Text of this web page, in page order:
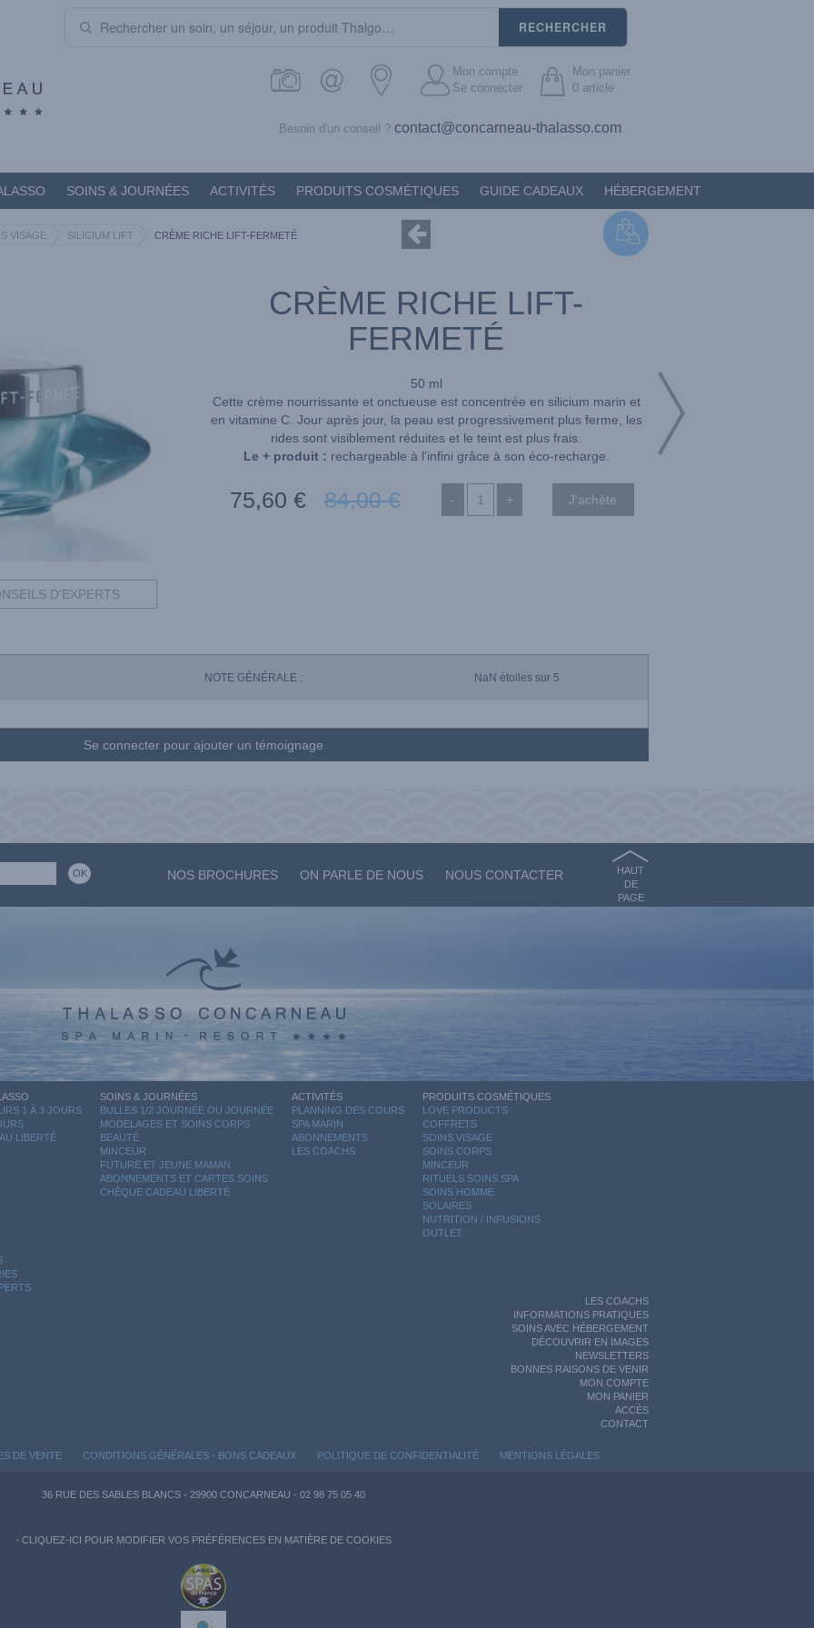
SOINS & JOURNÉES ACTIVITÉS PRODUITS COSMÉTIQUES GUIDE CADEAUX HÉBERGEMENT
Besoin d'un conseil ? contact@concarneau-thalasso.com
RECHERCHER
Mon compte
Se connecter
Mon panier
0 article
VISAGE SILICIUM LIFT CRÈME RICHE LIFT-FERMETÉ
CRÈME RICHE LIFT-
FERMETÉ
50 ml
Cette crème nourrissante et onctueuse est concentrée en silicium marin et
en vitamine C. Jour après jour, la peau est progressivement plus ferme, les
rides sont visiblement réduites et le teint est plus frais.
Le + produit : rechargeable à l'infini grâce à son éco-recharge.
75,60 € 84,00 € - +
D'EXPERTS
NOTE GÉNÉRALE : NaN étoiles sur 5
Se connecter pour ajouter un témoignage
NOS BROCHURES ON PARLE DE NOUS NOUS CONTACTER
HAUT
DE
PAGE
1 À 3 JOURS
LIBERTÉ
SOINS & JOURNÉES
BULLES 1/2 JOURNÉE OU JOURNÉE
MODELAGES ET SOINS CORPS
BEAUTÉ
MINCEUR
FUTURE ET JEUNE MAMAN
ABONNEMENTS ET CARTES SOINS
CHÈQUE CADEAU LIBERTÉ
ACTIVITÉS
PLANNING DES COURS
SPA MARIN
ABONNEMENTS
LES COACHS
PRODUITS COSMÉTIQUES
LOVE PRODUCTS
COFFRETS
SOINS VISAGE
SOINS CORPS
MINCEUR
RITUELS SOINS SPA
SOINS HOMME
SOLAIRES
NUTRITION / INFUSIONS
OUTLET
LES COACHS
INFORMATIONS PRATIQUES
SOINS AVEC HÉBERGEMENT
DÉCOUVRIR EN IMAGES
NEWSLETTERS
BONNES RAISONS DE VENIR
MON COMPTE
MON PANIER
ACCÈS
CONTACT
DE VENTE CONDITIONS GÉNÉRALES - BONS CADEAUX POLITIQUE DE CONFIDENTIALITÉ MENTIONS LÉGALES
36 RUE DES SABLES BLANCS - 29900 CONCARNEAU - 02 98 75 05 40
- CLIQUEZ-ICI POUR MODIFIER VOS PRÉFÉRENCES EN MATIÈRE DE COOKIES